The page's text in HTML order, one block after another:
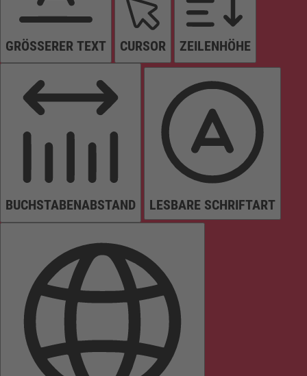
GRÖSSERER TEXT CURSOR ZEILENHÖHE
BUCHSTABENABSTAND LESBARE SCHRIFTART